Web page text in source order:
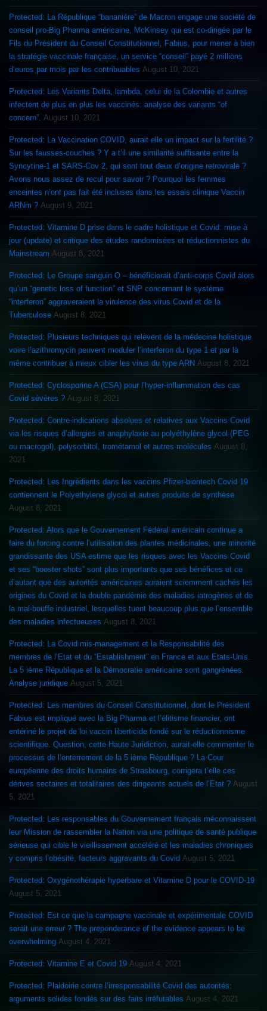
Protected: La République “bananière” de Macron engage une société de
conseil pro-Big Pharma américaine, McKinsey qui est co-dirigée par le
Fils du Président du Conseil Constitutionnel, Fabius, pour mener à bien
la stratégie vaccinale française, un service “conseil” payé 2 millions
d’euros par mois par les contribuables August 10, 2021
Protected: Les Variants Delta, lambda, celui de la Colombie et autres
infectent de plus en plus les vaccinés: analyse des variants “of
concern”. August 10, 2021
Protected: La Vaccination COVID, aurait elle un impact sur la fertilité ?
Sur les fausses-couches ? Y a t’il une similarité suffisante entre la
Syncytine-1 et SARS-Cov 2, qui sont tout deux d’origine retrovirale ?
Avons nous assez de recul pour savoir ? Pourquoi les femmes
enceintes n’ont pas fait été incluses dans les essais clinique Vaccin
ARNm ? August 9, 2021
Protected: Vitamine D prise dans le cadre holistique et Covid: mise à
jour (update) et critique des études randomisées et réductionnistes du
Mainstream August 8, 2021
Protected: Le Groupe sanguin O – bénéficierait d’anti-corps Covid alors
qu’un “genetic loss of function” et SNP concernant le système
“interferon” aggraveraient la virulence des virus Covid et de la
Tuberculose August 8, 2021
Protected: Plusieurs techniques qui relèvent de la médecine holistique
voire l’azithromycin peuvent moduler l’interferon du type 1 et par là
même contribuer à mieux cibler les virus du type ARN August 8, 2021
Protected: Cyclosporine A (CSA) pour l’hyper-inflammation des cas
Covid sévères ? August 8, 2021
Protected: Contre-indications absolues et relatives aux Vaccins Covid
via les risques d’allergies et anaphylaxie au polyéthylène glycol (PEG
ou macrogol), polysorbitol, trométamol et autres molécules August 8,
2021
Protected: Les Ingrédients dans les vaccins Pfizer-biontech Covid 19
contiennent le Polyethylene glycol et autres produits de synthèse
August 8, 2021
Protected: Alors que le Gouvernement Fédéral américain continue a
faire du forcing contre l’utilisation des plantes médicinales, une minorité
grandissante des USA estime que les risques avec les Vaccins Covid
et ses “booster shots” sont plus importants que ses bénéfices et ce
d’autant que des autorités américaines auraient sciemment cachés les
origines du Covid et la double pandémie des maladies iatrogènes et de
la mal-bouffe industriel, lesquelles tuent beaucoup plus que l’ensemble
des maladies infectueuses August 8, 2021
Protected: La Covid mis-management et la Responsabilité des
membres de l’Etat et du “Establishment” en France et aux Etats-Unis.
La 5 ième République et la Démocratie américaine sont gangrénées.
Analyse juridique August 5, 2021
Protected: Les membres du Conseil Constitutionnel, dont le Président
Fabius est impliqué avec la Big Pharma et l’élitisme financier, ont
entériné le projet de loi vaccin liberticide fondé sur le réductionnisme
scientifique. Question, cette Haute Juridiction, aurait-elle commenter le
processus de l’enterrement de la 5 ième République ? La Cour
européenne des droits humains de Strasbourg, corrigera t’elle ces
dérives sectaires et totalitaires des dirigeants actuels de l’Etat ? August
5, 2021
Protected: Les responsables du Gouvernement français méconnaissent
leur Mission de rassembler la Nation via une politique de santé publique
sérieuse qui cible le vieillissement accéléré et les maladies chroniques
y compris l’obésité, facteurs aggravants du Covid August 5, 2021
Protected: Oxygénothérapie hyperbare et Vitamine D pour le COVID-19
August 5, 2021
Protected: Est ce que la campagne vaccinale et expérimentale COVID
serait une erreur ? The preponderance of the evidence appears to be
overwhelming August 4, 2021
Protected: Vitamine E et Covid 19 August 4, 2021
Protected: Plaidoirie contre l’irresponsabilité Covid des autorités:
arguments solides fondés sur des faits irréfutables August 4, 2021